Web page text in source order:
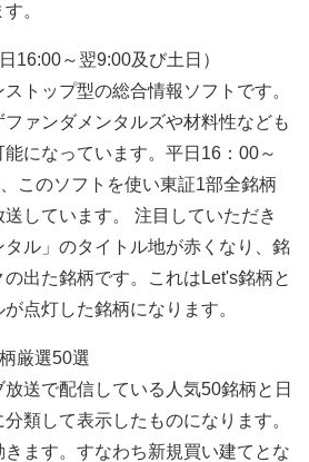
。
16:00～翌9:00及び土日）
トップ型の総合情報ソフトです。
ァンダメンタルズや材料性なども
になっています。平日16：00～
このソフトを使い東証1部全銘柄
しています。 注目していただき
ル」のタイトル地が赤くなり、銘
出た銘柄です。これはLet's銘柄と
点灯した銘柄になります。
厳選50選
送で配信している人気50銘柄と日
類して表示したものになります。
ます。すなわち新規買い建てとな